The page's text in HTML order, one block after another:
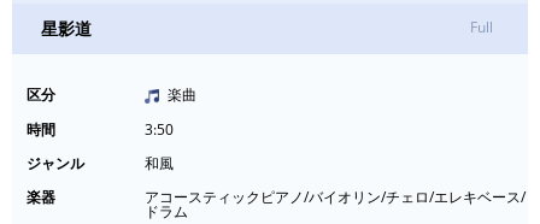
星影道 Full
区分
楽曲
時間
3:50
ジャンル
和風
楽器
アコースティックピアノ/バイオリン/チェロ/エレキベース/
ドラム